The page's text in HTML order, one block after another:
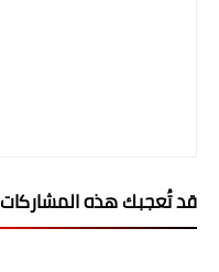
قد تُعجبك هذه المشاركات